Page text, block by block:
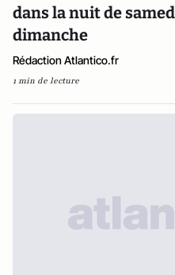
dans la nuit de
dimanche
Rédaction Atlantico.fr
1 min de lecture